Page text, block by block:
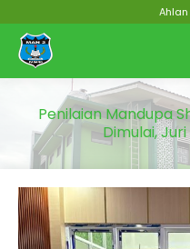
Ahlan
Penilaian Mandupa
Dimulai,